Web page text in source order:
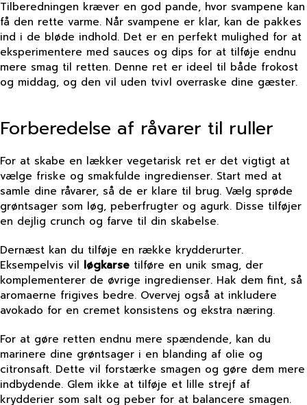
Tilberedningen kræver en god pande, hvor svampene kan
få den rette varme. Når svampene er klar, kan de pakkes
ind i de bløde indhold. Det er en perfekt mulighed for at
eksperimentere med sauces og dips for at tilføje endnu
mere smag til retten. Denne ret er ideel til både frokost
og middag, og den vil uden tvivl overraske dine gæster.
Forberedelse af råvarer til ruller
For at skabe en lækker vegetarisk ret er det vigtigt at
vælge friske og smakfulde ingredienser. Start med at
samle dine råvarer, så de er klare til brug. Vælg sprøde
grøntsager som løg, peberfrugter og agurk. Disse tilføjer
en dejlig crunch og farve til din skabelse.
Dernæst kan du tilføje en række krydderurter.
Eksempelvis vil løgkarse tilføre en unik smag, der
komplementerer de øvrige ingredienser. Hak dem fint, så
aromaerne frigives bedre. Overvej også at inkludere
avokado for en cremet konsistens og ekstra næring.
For at gøre retten endnu mere spændende, kan du
marinere dine grøntsager i en blanding af olie og
citronsaft. Dette vil forstærke smagen og gøre dem mere
indbydende. Glem ikke at tilføje et lille strejf af
krydderier som salt og peber for at balancere smagen.